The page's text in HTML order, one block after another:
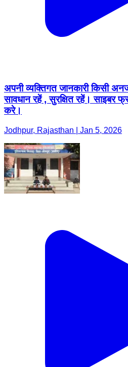
अपनी व्यक्तिगत जानकारी किसी
सावधान रहें , सुरक्षित रहें। साइबर
करे।
Jodhpur, Rajasthan | Jan 5, 2026